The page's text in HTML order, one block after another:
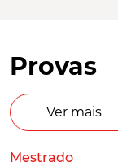
Provas
Ver mais
Mestrado